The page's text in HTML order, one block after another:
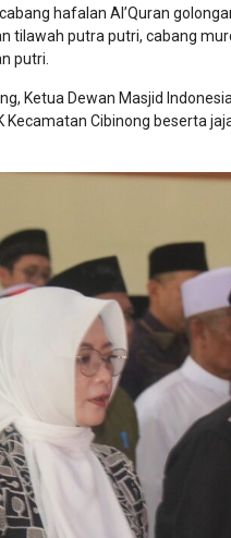
hafalan Al’Quran
tilawah putra putri, cabang
putri.
Ketua Dewan Masjid
Kecamatan Cibinong beserta